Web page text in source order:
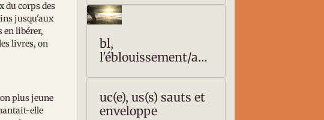
du corps des
jusqu'aux
en libérer,
livres, on
plus jeune
elle
bl,
l'éblouissement/ave
uc(e), us(s) sauts et
enveloppe